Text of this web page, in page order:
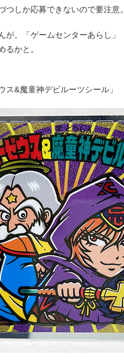
しか応募できないので要注意。
が。「ゲームセンターあらし
るかと。
ス&魔童神デビルーツシール」